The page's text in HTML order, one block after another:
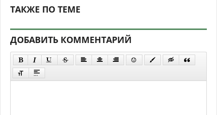
ТАКЖЕ ПО ТЕМЕ
ДОБАВИТЬ КОММЕНТАРИЙ